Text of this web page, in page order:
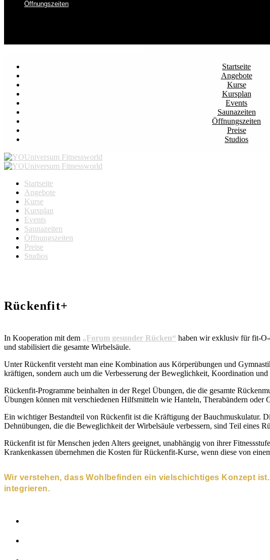
Öffnungszeiten
Startseite
Angebote
Kurse
Kursplan
Events
Saunazeiten
Öffnungszeiten
Preise
Studios
Startseite
Angebote
Kurse
Kursplan
Events
Saunazeiten
Öffnungszeiten
Preise
Studios
Rückenfit+
In Kooperation mit dem „Forum gesunder Rücken“ haben wir exklusiv für fit-
und stabilisiert die gesamte Wirbelsäule.
Unter Rückenfit versteht man eine Kombination aus Körperübungen und
kräftigen, sondern auch um die Verbesserung der Beweglichkeit, Koordination
Rückenfit-Programme beinhalten in der Regel Übungen, die die gesamte
Übungen können mit verschiedenen Hilfsmitteln wie Hanteln, Therabändern oder
Ein wichtiger Bestandteil von Rückenfit ist die Kräftigung der Bauchmuskulatur.
Dehnübungen, die die Beweglichkeit der Wirbelsäule verbessern, sind Teil eines
Rückenfit ist für Menschen jeden Alters geeignet, unabhängig von ihrer
Krankenkassen übernehmen die Kosten für Rückenfit-Kurse, wenn diese von
Wir verstehen, dass Wohlbefinden ein vielschichtiges Konzept
integrieren.